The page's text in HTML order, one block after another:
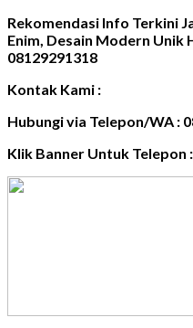
Rekomendasi Info Terkini
Enim, Desain Modern Unik
08129291318
Kontak Kami :
Hubungi via Telepon/WA :
Klik Banner Untuk Telepon :